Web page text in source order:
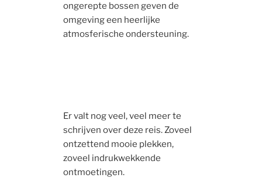
ongerepte bossen geven de
omgeving een heerlijke
atmosferische ondersteuning.
Er valt nog veel, veel meer te
schrijven over deze reis. Zoveel
ontzettend mooie plekken,
zoveel indrukwekkende
ontmoetingen.